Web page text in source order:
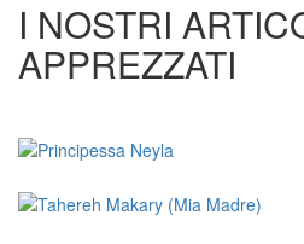
I NOSTRI
APPREZZATI